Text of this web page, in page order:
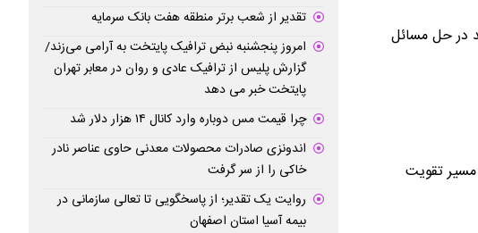
در حل مسائل
مسیر تقویت
تقدیر از شعب برتر منطقه هفت بانک سرمایه
امروز پنجشنبه نبض ترافیک پایتخت به آرامی می‌زند/
گزارش پلیس از ترافیک عادی و روان در معابر تهران
پایتخت خبر می دهد
چرا قیمت مس دوباره وارد کانال ۱۴ هزار دلار شد
اندونزی صادرات محصولات معدنی حاوی عناصر نادر
خاکی را از سر گرفت
روایت یک تقدیر؛ از پاسخگویی تا تعالی سازمانی در
بیمه آسیا استان اصفهان